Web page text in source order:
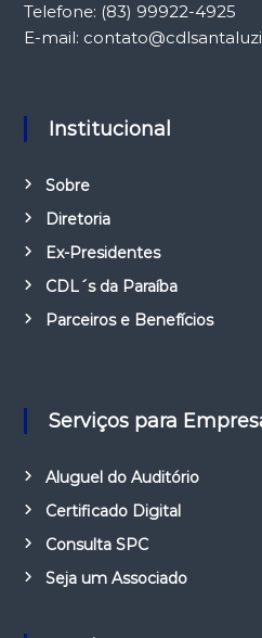
Telefone: (83) 99922-4925
E-mail:
Institucional
Sobre
Diretoria
Ex-Presidentes
CDL´s da Paraíba
Parceiros e Benefícios
Serviços para
Aluguel do Auditório
Certificado Digital
Consulta SPC
Seja um Associado